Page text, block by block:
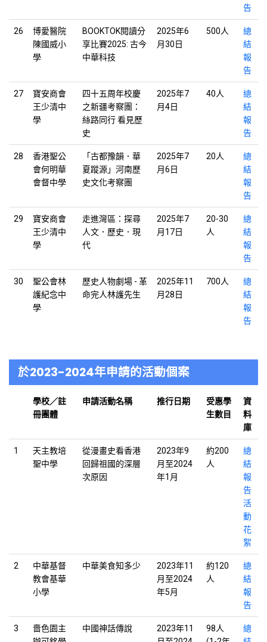
告
26
博愛醫院
陳國威小
學
BOOKTOK閱讀分
享比賽2025: 古今
中華科技
2025年6
月30日
500人
總
結
報
告
27
寶安商會
王少清中
學
四十五周年校慶
之新疆考察團：
絲路同行 看見歷
史
2025年7
月4日
40人
總
結
報
告
28
香港聖公
會何明華
會督中學
「古都豫韻．華
夏蹤源」河南歷
史文化考察團
2025年7
月6日
20人
總
結
報
告
29
寶安商會
王少清中
學
走進灣區：探尋
人文．歷史．現
代
2025年7
月17日
20-30
人
總
結
報
告
30
聖公會林
護紀念中
學
歷史人物劇場 - 革
命完人林護先生
2025年11
月28日
700人
總
結
報
告
於2023-2024年申請的活動個案
學校／註
冊團體
申請活動名稱 推行日期
受惠學
生數目
資
料
庫
1
天主教培
聖中學
從漫畫史看香港
回歸祖國的深層
次原因
2023年9
月至2024
年1月
約200
人
總
結
報
告
活
動
花
絮
2
中華基督
教會基華
小學
中華美食知多少
2023年11
月至2024
年5月
約120
人
總
結
報
告
3
嗇色園主
中國神話傳說
2023年11
98人
總